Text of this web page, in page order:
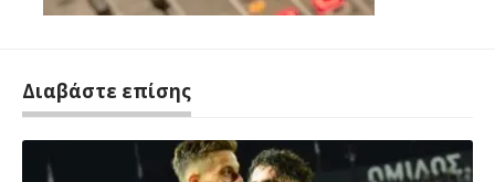
Διαβάστε επίσης